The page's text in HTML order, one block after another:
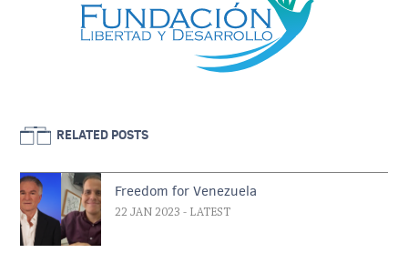
RELATED POSTS
Freedom for Venezuela
22 JAN 2023 - LATEST